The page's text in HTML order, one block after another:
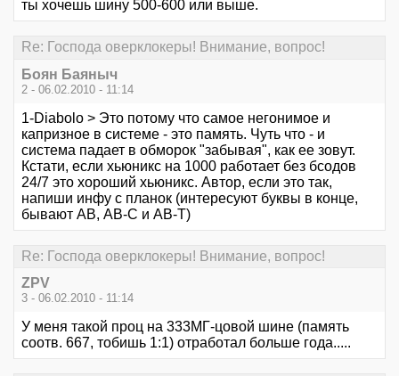
ты хочешь шину 500-600 или выше.
Re: Господа оверклокеры! Внимание, вопрос!
Боян Баяныч
2 - 06.02.2010 - 11:14
1-Diabolo > Это потому что самое негонимое и
капризное в системе - это память. Чуть что - и
система падает в обморок "забывая", как ее зовут.
Кстати, если хьюникс на 1000 работает без бсодов
24/7 это хороший хьюникс. Автор, если это так,
напиши инфу с планок (интересуют буквы в конце,
бывают АВ, АВ-С и АВ-Т)
Re: Господа оверклокеры! Внимание, вопрос!
ZPV
3 - 06.02.2010 - 11:14
У меня такой проц на 333МГ-цовой шине (память
соотв. 667, тобишь 1:1) отработал больше года.....